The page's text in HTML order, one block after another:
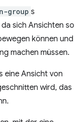
group s
sich Ansichten so
können und
machen müssen.
eine Ansicht von
wird, das